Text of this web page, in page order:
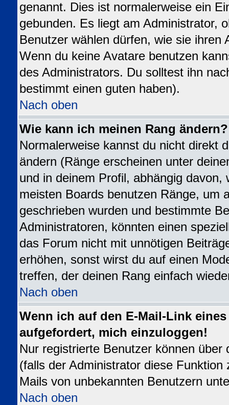
genannt. Dies ist normalerweise ein
gebunden. Es liegt am Administrator,
Benutzer wählen dürfen, wie sie ihren
Wenn du keine Avatare benutzen
des Administrators. Du solltest ihn
bestimmt einen guten haben).
Nach oben
Wie kann ich meinen Rang ändern?
Normalerweise kannst du nicht direkt
ändern (Ränge erscheinen unter
und in deinem Profil, abhängig
meisten Boards benutzen Ränge, um
geschrieben wurden und bestimmte
Administratoren, könnten einen
das Forum nicht mit unnötigen
erhöhen, sonst wirst du auf einen
treffen, der deinen Rang einfach
Nach oben
Wenn ich auf den E-Mail-Link
aufgefordert, mich einzuloggen!
Nur registrierte Benutzer können
(falls der Administrator diese
Mails von unbekannten Benutzern
Nach oben